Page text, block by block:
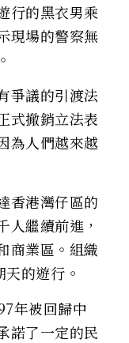
行的黑衣男乘
現場的警察無
爭議的引渡法
式撤銷立法表
為人們越來越
香港灣仔區的
人繼續前進，
商業區。組織
的遊行。
年被回歸中
諾了一定的民